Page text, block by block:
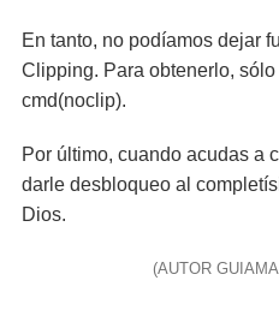
En tanto, no podíamos dejar
Clipping. Para obtenerlo,
cmd(noclip).
Por último, cuando acudas a
darle desbloqueo al
Dios.
(AUTOR